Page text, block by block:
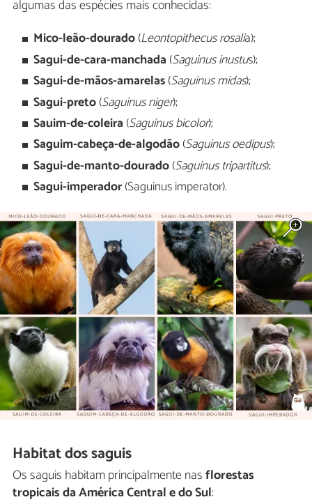
algumas das espécies mais conhecidas:
Mico-leão-dourado(Leontopithecus rosalia);
Sagui-de-cara-manchada (Saguinus inustus);
Sagui-de-mãos-amarelas(Saguinus midas);
Sagui-preto(Saguinus niger);
Sauim-de-coleira (Saguinus bicolor);
Saguim-cabeça-de-algodão(Saguinus oedipus);
Sagui-de-manto-dourado(Saguinus tripartitus);
Sagui-imperador(Saguinus imperator).
Habitat dos saguis
Os saguis habitam principalmente nasflorestas
tropicais da América Central e do Sul: